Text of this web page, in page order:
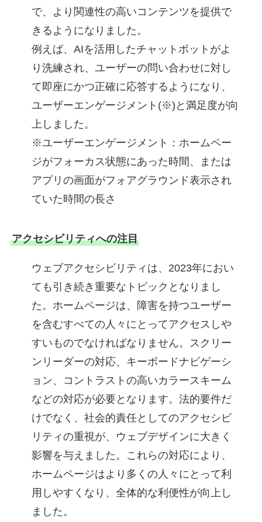
で、より関連性の高いコンテンツを提供で
きるようになりました。
例えば、AIを活用したチャットボットがよ
り洗練され、ユーザーの問い合わせに対し
て即座にかつ正確に応答するようになり、
ユーザーエンゲージメント(※)と満足度が向
上しました。
※ユーザーエンゲージメント：ホームペー
ジがフォーカス状態にあった時間、または
アプリの画面がフォアグラウンド表示され
ていた時間の長さ
アクセシビリティへの注目
ウェブアクセシビリティは、2023年におい
ても引き続き重要なトピックとなりまし
た。ホームページは、障害を持つユーザー
を含むすべての人々にとってアクセスしや
すいものでなければなりません。スクリー
ンリーダーの対応、キーボードナビゲーシ
ョン、コントラストの高いカラースキーム
などの対応が必要となります。法的要件だ
けでなく、社会的責任としてのアクセシビ
リティの重視が、ウェブデザインに大きく
影響を与えました。これらの対応により、
ホームページはより多くの人々にとって利
用しやすくなり、全体的な利便性が向上し
ました。